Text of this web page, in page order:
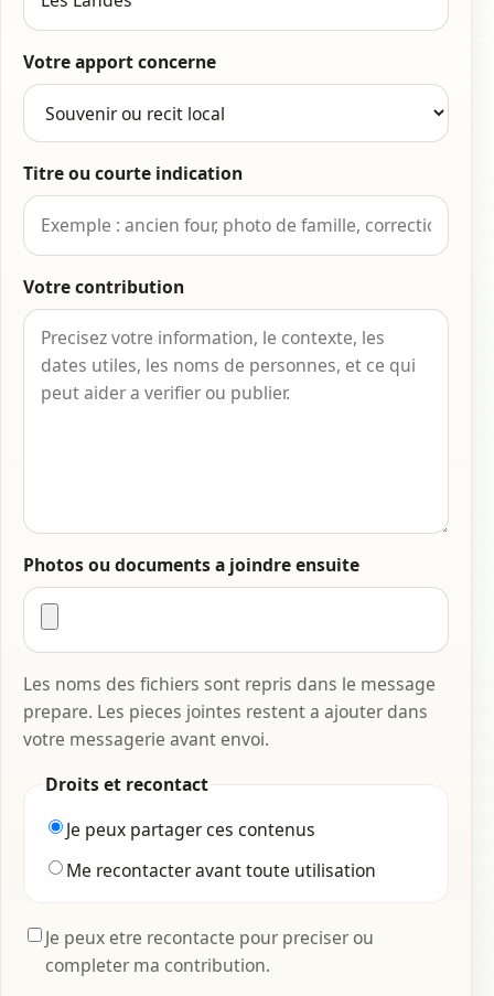
Votre apport concerne
Titre ou courte indication
Votre contribution
Photos ou documents a joindre ensuite
Les noms des fichiers sont repris dans le message
prepare. Les pieces jointes restent a ajouter dans
votre messagerie avant envoi.
Droits et recontact
Je peux partager ces contenus
Me recontacter avant toute utilisation
Je peux etre recontacte pour preciser ou
completer ma contribution.